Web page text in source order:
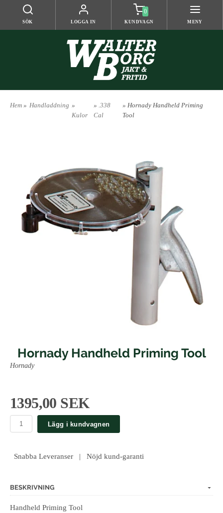
SÖK LOGGA IN
0
KUNDVAGN MENY
Hem » Handladdning »
Kulor
».338
Cal
» Hornady Handheld Priming
Tool
Hornady Handheld Priming Tool
Hornady
1395,00 SEK
Lägg i kundvagnen
Snabba Leveranser | Nöjd kund-garanti
BESKRIVNING
Handheld Priming Tool